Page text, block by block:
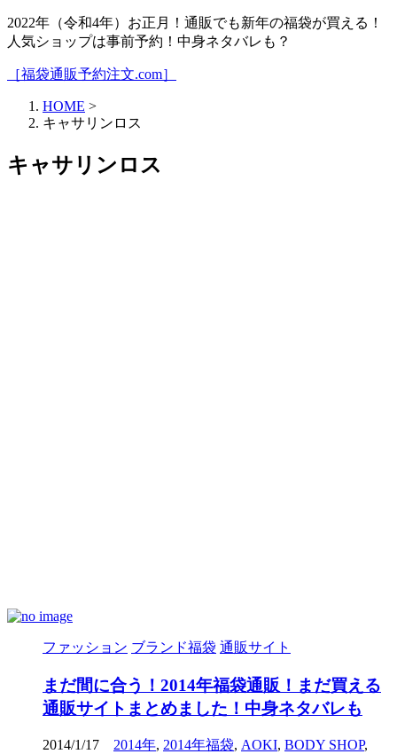
2022年（令和4年）お正月！通販でも新年の福袋が買える！
人気ショップは事前予約！中身ネタバレも？
［福袋通販予約注文.com］
HOME >
キャサリンロス
キャサリンロス
ファッション ブランド福袋 通販サイト
まだ間に合う！2014年福袋通販！まだ買える
通販サイトまとめました！中身ネタバレも
2014/1/17 2014年, 2014年福袋, AOKI, BODY SHOP,